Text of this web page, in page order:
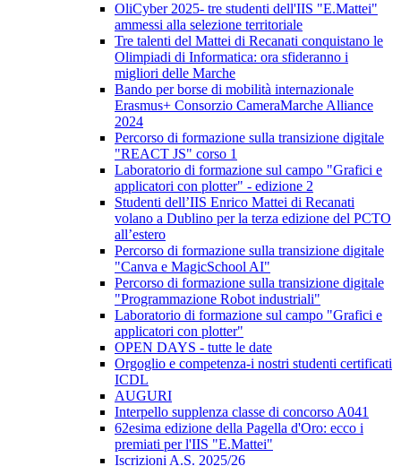
OliCyber 2025- tre studenti dell'IIS "E.Mattei"
ammessi alla selezione territoriale
Tre talenti del Mattei di Recanati conquistano le
Olimpiadi di Informatica: ora sfideranno i
migliori delle Marche
Bando per borse di mobilità internazionale
Erasmus+ Consorzio CameraMarche Alliance
2024
Percorso di formazione sulla transizione digitale
"REACT JS" corso 1
Laboratorio di formazione sul campo "Grafici e
applicatori con plotter" - edizione 2
Studenti dell’IIS Enrico Mattei di Recanati
volano a Dublino per la terza edizione del PCTO
all’estero
Percorso di formazione sulla transizione digitale
"Canva e MagicSchool AI"
Percorso di formazione sulla transizione digitale
"Programmazione Robot industriali"
Laboratorio di formazione sul campo "Grafici e
applicatori con plotter"
OPEN DAYS - tutte le date
Orgoglio e competenza-i nostri studenti certificati
ICDL
AUGURI
Interpello supplenza classe di concorso A041
62esima edizione della Pagella d'Oro: ecco i
premiati per l'IIS "E.Mattei"
Iscrizioni A.S. 2025/26